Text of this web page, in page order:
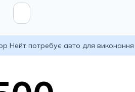
Нейт потребує авто для